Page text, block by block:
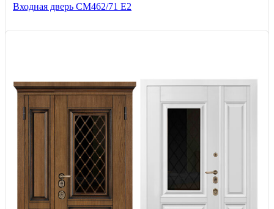
Входная дверь СМ462/71 Е2